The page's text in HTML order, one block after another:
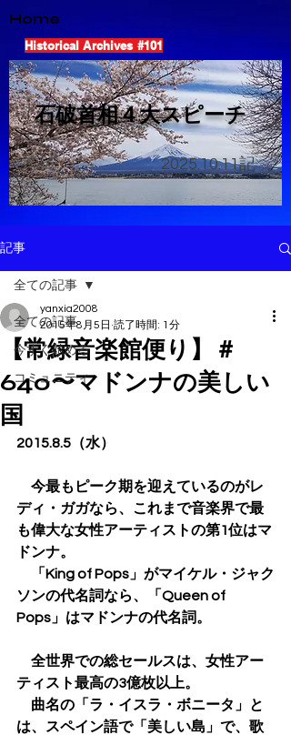
Home
Historical Archives #101
​石破首相４大スピーチ
2025.10.11記
記事
全ての記事
今すぐ始める
コミュニティ
全ての記事
【常緑音楽館便り】＃
640〜マドンナの美しい
国
yanxia2008
2015年8月5日 読了時間: 1分
2015.8.5（水）
今最もピーク期を迎えているのがレ
ディ・ガガなら、これまで音楽界で最
も偉大な女性アーティストの第1位はマ
ドンナ。
「King of Pops」がマイケル・ジャク
ソンの代名詞なら、「Queen of
Pops」はマドンナの代名詞。
全世界での総セールスは、女性アー
ティスト最高の3億枚以上。
曲名の「ラ・イスラ・ボニータ」と
は、スペイン語で「美しい島」で、歌